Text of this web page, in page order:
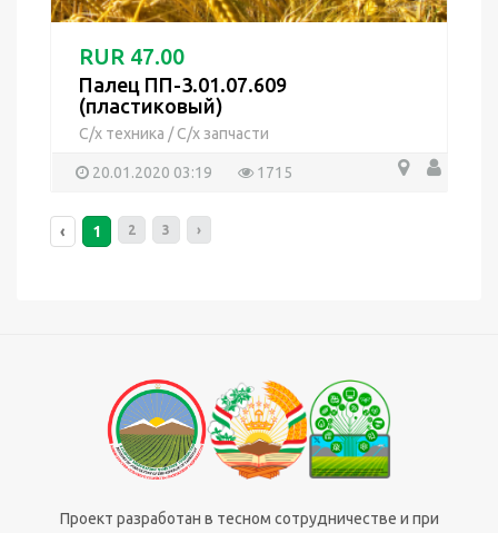
RUR 47.00
Палец ПП-3.01.07.609
(пластиковый)
С/х техника /С/х запчасти
20.01.2020 03:19 1715
‹ 1 2 3 ›
Проект разработан в тесном сотрудничестве и при